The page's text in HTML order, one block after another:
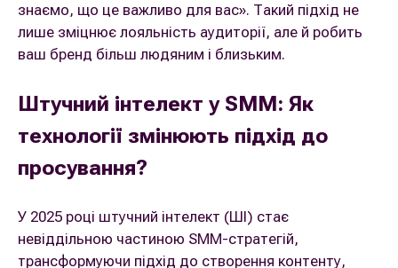
знаємо, що це важливо для вас». Такий підхід не
лише зміцнює лояльність аудиторії, але й робить
ваш бренд більш людяним і близьким.
Штучний інтелект у SMM: Як
технології змінюють підхід до
просування?
У 2025 році штучний інтелект (ШІ) стає
невіддільною частиною SMM-стратегій,
трансформуючи підхід до створення контенту,